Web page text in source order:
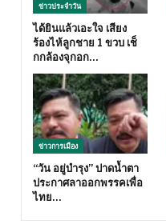
ข่าวประจำวัน
ได้ยินแล้วเอะใจ เสียง
ร้องไห้ลูกชาย 1 ขวบ เช็
กกล้องจุกอก…
ข่าวการเมือง
“วัน อยู่บำรุง” ปาดน้ำตา
ประกาศลาออกพรรคเพื่อ
ไทย…